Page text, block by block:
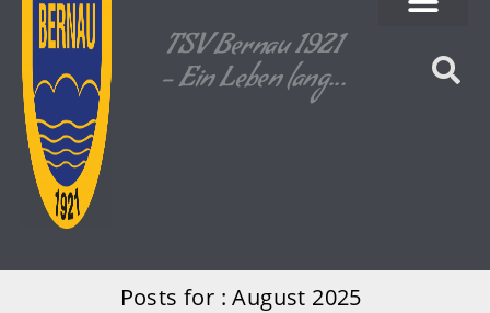
TSV Bernau 1921
- Ein Leben lang...
Posts for : August 2025